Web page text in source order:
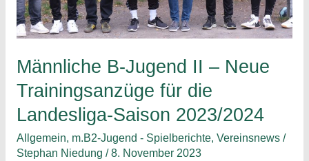
33:28
(19:14)
Männliche B-Jugend II – Neue
Trainingsanzüge für die
Landesliga-Saison 2023/2024
Allgemein, m.B2-Jugend - Spielberichte, Vereinsnews/
Stephan Niedung /8. November 2023